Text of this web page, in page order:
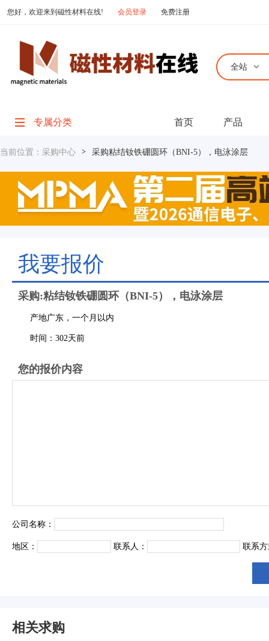
您好，欢迎来到磁性材料在线! 会员登录 免费注册
全站
专属分类 首页 产品
当前位置： 采购中心 > 采购粘结钕铁硼圆环（BNI-5），电泳涂层
我要报价
采购:粘结钕铁硼圆环（BNI-5），电泳涂层
产地广东，一个月以内
时间：302天前
您的报价内容
公司名称：
地区： 联系人： 联系
相关求购